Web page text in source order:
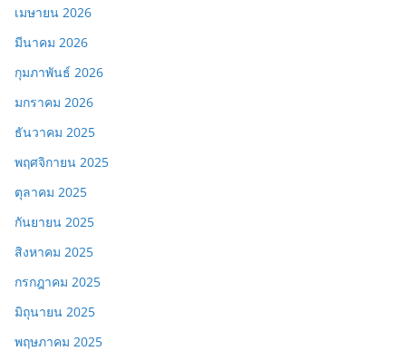
เมษายน 2026
มีนาคม 2026
กุมภาพันธ์ 2026
มกราคม 2026
ธันวาคม 2025
พฤศจิกายน 2025
ตุลาคม 2025
กันยายน 2025
สิงหาคม 2025
กรกฎาคม 2025
มิถุนายน 2025
พฤษภาคม 2025